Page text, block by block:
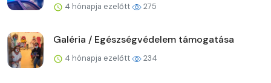
4 hónapja ezelőtt 275
Galéria / Egészségvédelem támogatása
4 hónapja ezelőtt 234